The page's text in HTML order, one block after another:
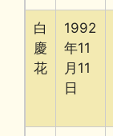
白
慶
花
1992
年11
月11
日